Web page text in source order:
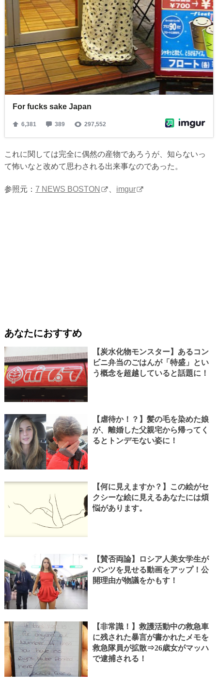
これに関しては完全に偶然の産物であろうが、知らないっ
て怖いなと改めて思わされる出来事なのであった。
参照元： 7 NEWS BOSTON imgur
あなたにおすすめ
【炭水化物モンスター】あるコン
ビニ弁当のごはんが「特盛」とい
う概念を超越していると話題に！
【虐待か！？】髪の毛を染めた娘
が、離婚した父親宅から帰ってく
るとトンデモない姿に！
【何に見えますか？】この絵がセ
クシーな絵に見えるあなたには煩
悩があります。
【賛否両論】ロシア人美女学生が
パンツを見せる動画をアップ！公
開理由が物議をかもす！
【非常識！】救護活動中の救急車
に残された暴言が書かれたメモを
救急隊員が拡散⇒26歳女がマッハ
で逮捕される！